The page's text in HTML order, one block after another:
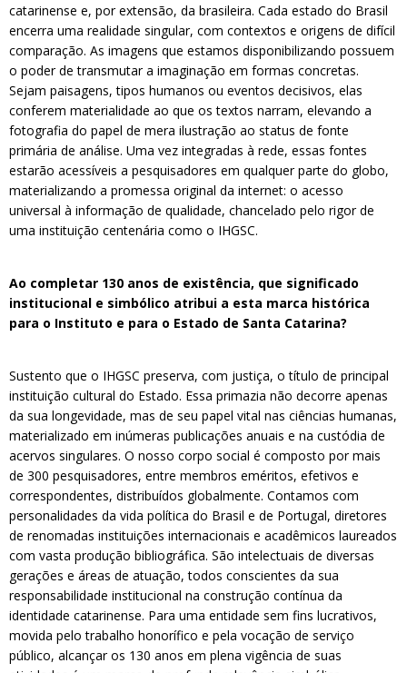
catarinense e, por extensão, da brasileira. Cada estado do Brasil
encerra uma realidade singular, com contextos e origens de difícil
comparação. As imagens que estamos disponibilizando possuem
o poder de transmutar a imaginação em formas concretas.
Sejam paisagens, tipos humanos ou eventos decisivos, elas
conferem materialidade ao que os textos narram, elevando a
fotografia do papel de mera ilustração ao status de fonte
primária de análise. Uma vez integradas à rede, essas fontes
estarão acessíveis a pesquisadores em qualquer parte do globo,
materializando a promessa original da internet: o acesso
universal à informação de qualidade, chancelado pelo rigor de
uma instituição centenária como o IHGSC.
Ao completar 130 anos de existência, que significado
institucional e simbólico atribui a esta marca histórica
para o Instituto e para o Estado de Santa Catarina?
Sustento que o IHGSC preserva, com justiça, o título de principal
instituição cultural do Estado. Essa primazia não decorre apenas
da sua longevidade, mas de seu papel vital nas ciências humanas,
materializado em inúmeras publicações anuais e na custódia de
acervos singulares. O nosso corpo social é composto por mais
de 300 pesquisadores, entre membros eméritos, efetivos e
correspondentes, distribuídos globalmente. Contamos com
personalidades da vida política do Brasil e de Portugal, diretores
de renomadas instituições internacionais e acadêmicos laureados
com vasta produção bibliográfica. São intelectuais de diversas
gerações e áreas de atuação, todos conscientes da sua
responsabilidade institucional na construção contínua da
identidade catarinense. Para uma entidade sem fins lucrativos,
movida pelo trabalho honorífico e pela vocação de serviço
público, alcançar os 130 anos em plena vigência de suas